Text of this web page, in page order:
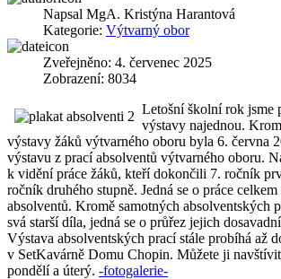
Napsal MgA. Kristýna Harantová
Kategorie: Výtvarný obor
Zveřejněno: 4. červenec 2025
Zobrazení: 8034
Letošní školní rok jsme
výstavy najednou.
výstavy žáků výtvarného oboru byla 6. června
výstavu z prací absolventů výtvarného oboru.
k vidění práce žáků, kteří dokončili 7. ročník
ročník druhého stupně. Jedná se o práce
absolventů. Kromě samotných absolventských
svá starší díla, jedná se o průřez jejich
Výstava absolventských prací stále probíhá až
v SetKavárně Domu Chopin. Můžete ji
pondělí a úterý. -fotogalerie-